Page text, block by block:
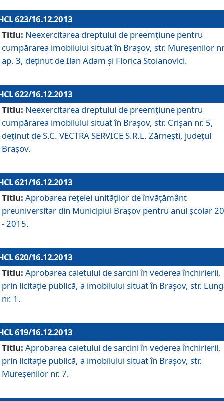
623/16.12.2013
Titlu: Neexercitarea dreptului de preemţiune pentru
cumpărarea imobilului situat în Braşov, str. Mureşenilor
ap. 3, deţinut de Ilan Adam şi Florica Stoianovici.
622/16.12.2013
Titlu: Neexercitarea dreptului de preemţiune pentru
cumpărarea imobilului situat în Braşov, str. Crişan nr. 5,
deţinut de S.C. VECTRA SERVICE S.R.L. Zărneşti, judeţul
Braşov.
621/16.12.2013
Titlu: Aprobarea reţelei unităţilor de învăţământ
preuniversitar din Municipiul Braşov pentru anul şcolar
- 2015.
620/16.12.2013
Titlu: Aprobarea caietului de sarcini în vederea închirierii,
prin licitaţie publică, a imobilului situat în Braşov, str.
nr. 1.
619/16.12.2013
Titlu: Aprobarea caietului de sarcini în vederea închirierii,
prin licitaţie publică, a imobilului situat în Braşov, str.
Mureşenilor nr. 7.